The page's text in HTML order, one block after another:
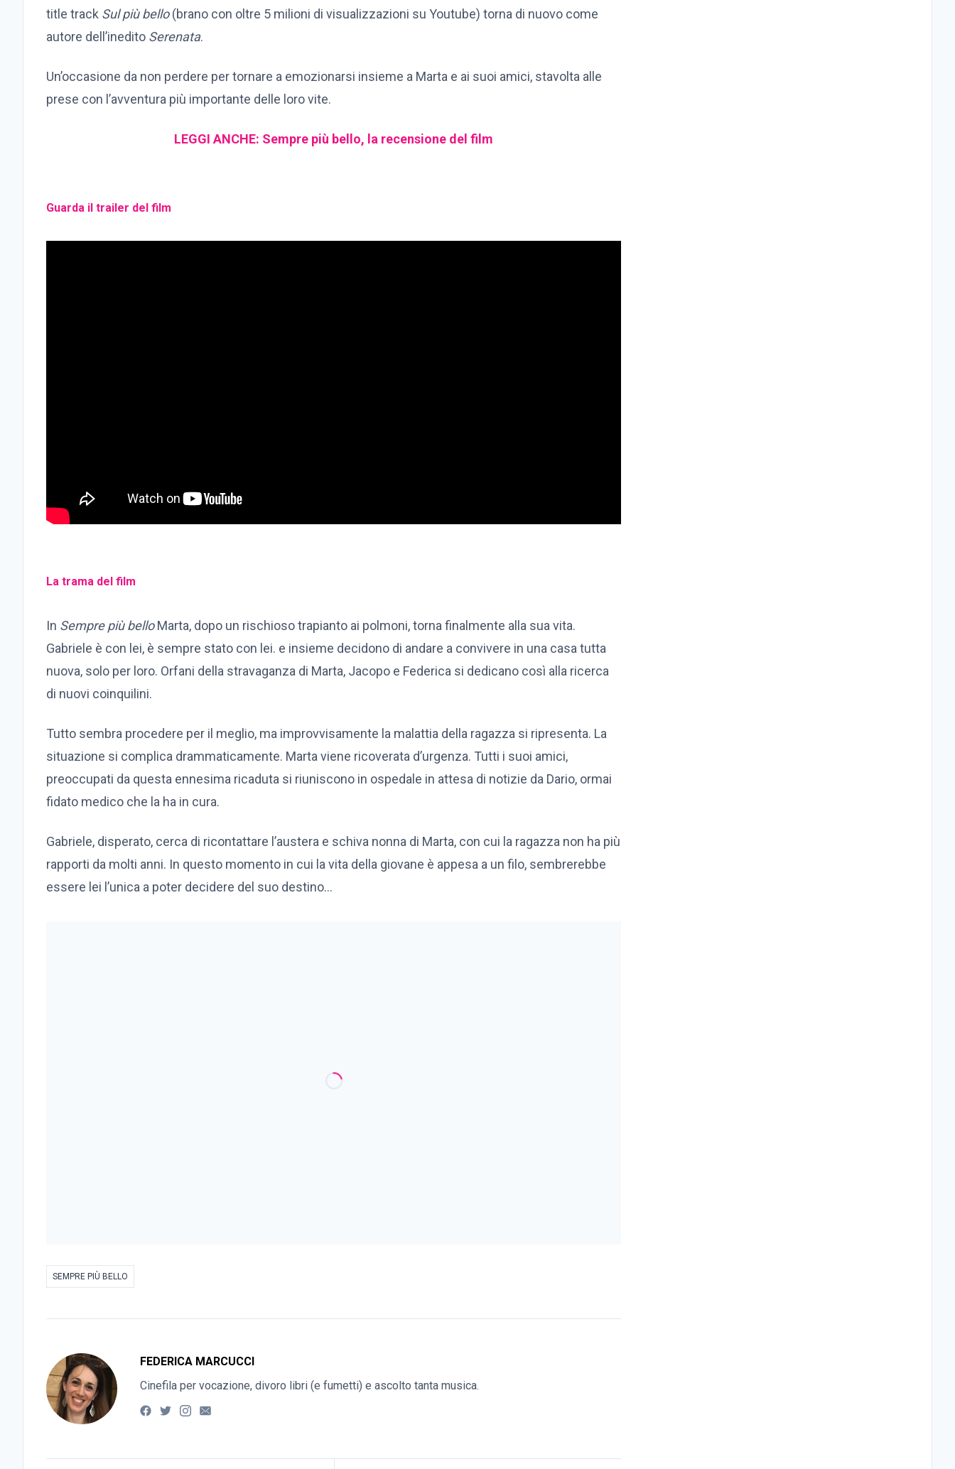
title track Sul più bello(brano con oltre 5 milioni di visualizzazioni su Youtube) torna di nuovo come
autore dell’inedito Serenata.
Un’occasione da non perdere per tornare a emozionarsi insieme a Marta e ai suoi amici, stavolta alle
prese con l’avventura più importante delle loro vite.
LEGGI ANCHE: Sempre più bello, la recensione del film
Guarda il trailer del film
La trama del film
In Sempre più belloMarta, dopo un rischioso trapianto ai polmoni, torna finalmente alla sua vita.
Gabriele è con lei, è sempre stato con lei. e insieme decidono di andare a convivere in una casa tutta
nuova, solo per loro. Orfani della stravaganza di Marta, Jacopo e Federica si dedicano così alla ricerca
di nuovi coinquilini.
Tutto sembra procedere per il meglio, ma improvvisamente la malattia della ragazza si ripresenta. La
situazione si complica drammaticamente. Marta viene ricoverata d’urgenza. Tutti i suoi amici,
preoccupati da questa ennesima ricaduta si riuniscono in ospedale in attesa di notizie da Dario, ormai
fidato medico che la ha in cura.
Gabriele, disperato, cerca di ricontattare l’austera e schiva nonna di Marta, con cui la ragazza non ha più
rapporti da molti anni. In questo momento in cui la vita della giovane è appesa a un filo, sembrerebbe
essere lei l’unica a poter decidere del suo destino…
SEMPRE PIÙ BELLO
FEDERICA MARCUCCI
Cinefila per vocazione, divoro libri (e fumetti) e ascolto tanta musica.